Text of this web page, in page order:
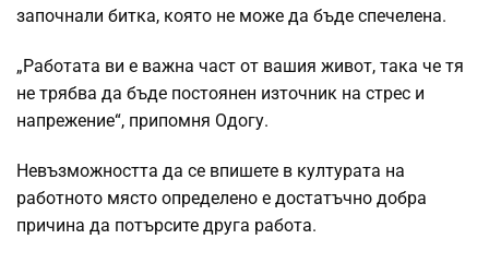
започнали битка, която не може да бъде спечелена.
„Работата ви е важна част от вашия живот, така че тя
не трябва да бъде постоянен източник на стрес и
напрежение“, припомня Одогу.
Невъзможността да се впишете в културата на
работното място определено е достатъчно добра
причина да потърсите друга работа.